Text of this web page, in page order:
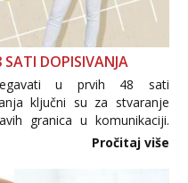
DOPISIVANJA
u prvih 48 sati
ključni su za stvaranje
granica u komunikaciji.
osobnih ili intimnih
još nije zaslužila to
Pročitaj više